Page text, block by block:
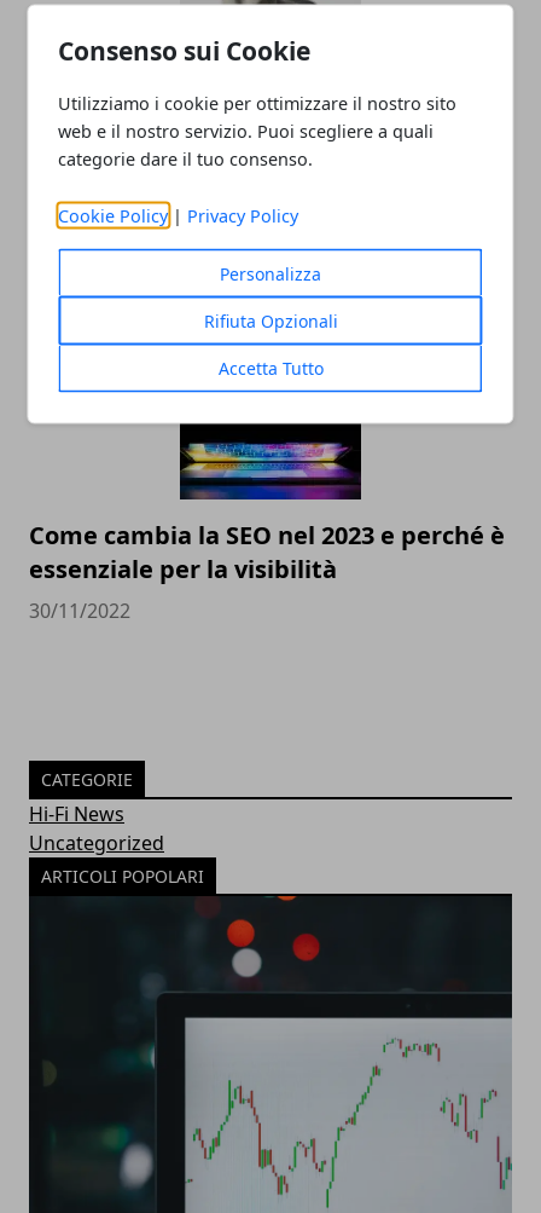
Consenso sui Cookie
Utilizziamo i cookie per ottimizzare il nostro sito
web e il nostro servizio. Puoi scegliere a quali
categorie dare il tuo consenso.
Cookie Policy | Privacy Policy
Personalizza
Rifiuta Opzionali
Accetta Tutto
Valutazione orologi Rolex online, come
scegliere il miglior compro Rolex online
Come cambia la SEO nel 2023 e perché è
essenziale per la visibilità
30/11/2022
CATEGORIE
Hi-Fi News
Uncategorized
ARTICOLI POPOLARI